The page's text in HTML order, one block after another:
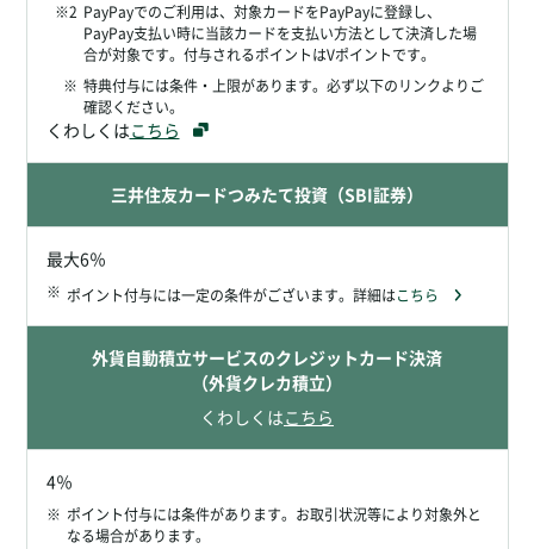
※2 PayPayでのご利用は、対象カードをPayPayに登録し、
PayPay支払い時に当該カードを支払い方法として決済した場
合が対象です。付与されるポイントはVポイントです。
※ 特典付与には条件・上限があります。必ず以下のリンクよりご
確認ください。
くわしくはこちら
三井住友カードつみたて投資（SBI証券）
最大6％
※ ポイント付与には一定の条件がございます。詳細はこちら
外貨自動積立サービスのクレジットカード決済
（外貨クレカ積立）
くわしくはこちら
4％
※ ポイント付与には条件があります。お取引状況等により対象外と
なる場合があります。